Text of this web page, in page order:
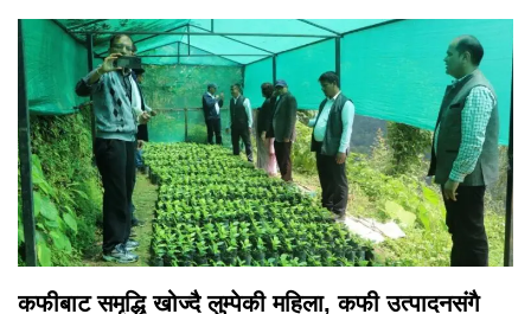
कफीबाट समृद्धि खोज्दै लुम्पेकी महिला, कफी उत्पादनसंगै